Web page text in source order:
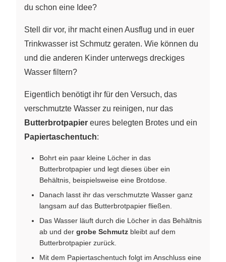
du schon eine Idee?
Stell dir vor, ihr macht einen Ausflug und in euer
Trinkwasser ist Schmutz geraten. Wie können du
und die anderen Kinder unterwegs dreckiges
Wasser filtern?
Eigentlich benötigt ihr für den Versuch, das
verschmutzte Wasser zu reinigen, nur das
Butterbrotpapier eures belegten Brotes und ein
Papiertaschentuch:
Bohrt ein paar kleine Löcher in das
Butterbrotpapier und legt dieses über ein
Behältnis, beispielsweise eine Brotdose.
Danach lasst ihr das verschmutzte Wasser ganz
langsam auf das Butterbrotpapier fließen.
Das Wasser läuft durch die Löcher in das Behältnis
ab und der grobe Schmutz bleibt auf dem
Butterbrotpapier zurück.
Mit dem Papiertaschentuch folgt im Anschluss eine